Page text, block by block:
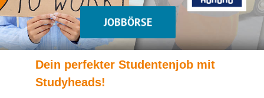
JOBBÖRSE
Dein perfekter Studentenjob mit
Studyheads!